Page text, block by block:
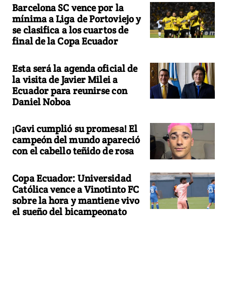
Barcelona SC vence por la
mínima a Liga de Portoviejo y
se clasifica a los cuartos de
final de la Copa Ecuador
Esta será la agenda oficial de
la visita de Javier Milei a
Ecuador para reunirse con
Daniel Noboa
¡Gavi cumplió su promesa! El
campeón del mundo apareció
con el cabello teñido de rosa
Copa Ecuador: Universidad
Católica vence a Vinotinto FC
sobre la hora y mantiene vivo
el sueño del bicampeonato